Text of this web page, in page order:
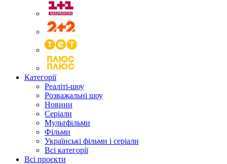
Категорії
Реаліті-шоу
Розважальні шоу
Новини
Серіали
Мультфільми
Фільми
Українські фільми і серіали
Всі категорії
Всі проєкти